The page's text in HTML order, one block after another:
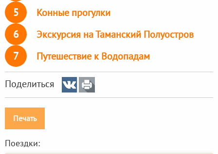
5 Конные прогулки
6 Экскурсия на Таманский Полуостров
7 Путешествие к Водопадам
Поделиться
Печать
Поездки: